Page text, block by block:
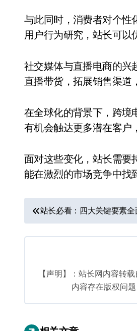
与此同时，消费者对个性
用户行为研究，站长可以
社交媒体与直播电商的兴
直播带货，拓展销售渠道
在全球化的背景下，跨境
有机会触达更多潜在客户
面对这些变化，站长需要
能在激烈的市场竞争中找
文
章
站长必看：四大关键要素
【声明】：站长网内容转
内容存在版权问